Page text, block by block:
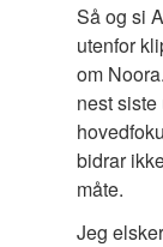
Så og si
utenfor
om
nest
bidrar
måte.
Jeg